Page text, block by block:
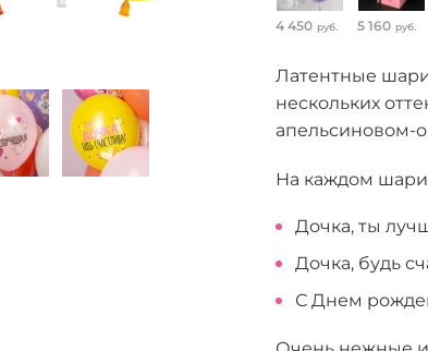
4 450 руб. 5 160 руб.
Латентные
нескольких
апельсиновом-
На каждом
Дочка, ты
Дочка, будь
С Днем